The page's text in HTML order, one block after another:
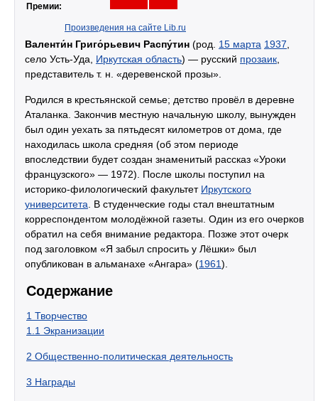
Премии:
Произведения на сайте Lib.ru
Валенти́н Григо́рьевич Распу́тин (род. 15 марта 1937
село Усть-Уда, Иркутская область) — русский прозаик
представитель т. н. «деревенской прозы».
Родился в крестьянской семье; детство провёл в деревне
Аталанка. Закончив местную начальную школу, вынужден
был один уехать за пятьдесят километров от дома, где
находилась школа средняя (об этом периоде
впоследствии будет создан знаменитый рассказ «Уроки
французского» — 1972). После школы поступил на
историко-филологический факультет Иркутского
университета . В студенческие годы стал внештатным
корреспондентом молодёжной газеты. Один из его очерков
обратил на себя внимание редактора. Позже этот очерк
под заголовком «Я забыл спросить у Лёшки» был
опубликован в альманахе «Ангара» (1961).
Содержание
1 Творчество
1.1 Экранизации
2 Общественно-политическая деятельность
3 Награды